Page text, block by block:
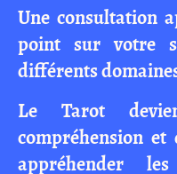
Une consultation
point sur votre
différents
Le Tarot
compréhension
appréhender